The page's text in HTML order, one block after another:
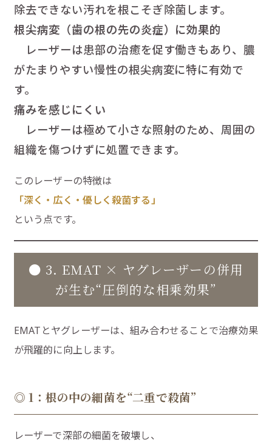
除去できない汚れを根こそぎ除菌します。
根尖病変（歯の根の先の炎症）に効果的
レーザーは患部の治癒を促す働きもあり、膿
がたまりやすい慢性の根尖病変に特に有効で
す。
痛みを感じにくい
レーザーは極めて小さな照射のため、周囲の
組織を傷つけずに処置できます。
このレーザーの特徴は
「深く・広く・優しく殺菌する」
という点です。
● 3. EMAT × ヤグレーザーの併用
が生む“圧倒的な相乗効果”
EMATとヤグレーザーは、組み合わせることで治療効果
が飛躍的に向上します。
◎ 1：根の中の細菌を“二重で殺菌”
レーザーで深部の細菌を破壊し、